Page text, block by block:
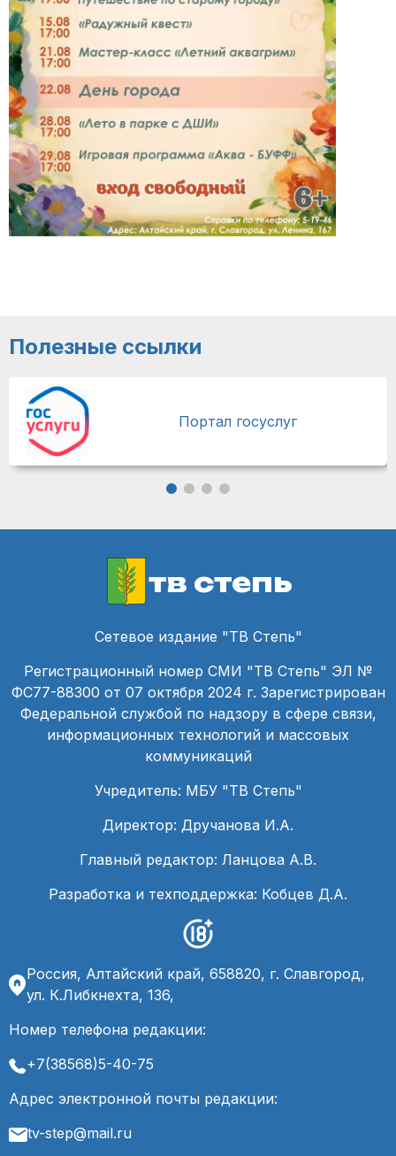
Полезные ссылки
Портал госуслуг
тв степь
Сетевое издание "ТВ Степь"
Регистрационный номер СМИ "ТВ Степь" ЭЛ №
ФС77-88300 от 07 октября 2024 г. Зарегистрирован
Федеральной службой по надзору в сфере связи,
информационных технологий и массовых
коммуникаций
Учредитель: МБУ "ТВ Степь"
Директор: Дручанова И.А.
Главный редактор: Ланцова А.В.
Разработка и техподдержка: Кобцев Д.А.
Россия, Алтайский край, 658820, г. Славгород,
ул. К.Либкнехта, 136,
Номер телефона редакции:
+7(38568)5-40-75
Адрес электронной почты редакции:
tv-step@mail.ru